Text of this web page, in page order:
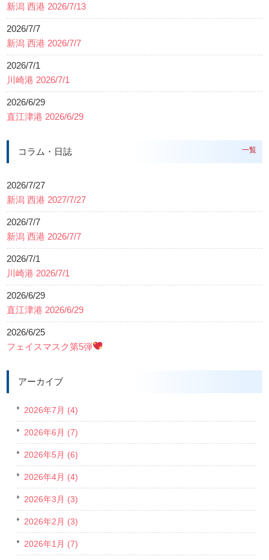
新潟 西港 2026/7/13
2026/7/7
新潟 西港 2026/7/7
2026/7/1
川崎港 2026/7/1
2026/6/29
直江津港 2026/6/29
コラム・日誌 一覧
2026/7/27
新潟 西港 2027/7/27
2026/7/7
新潟 西港 2026/7/7
2026/7/1
川崎港 2026/7/1
2026/6/29
直江津港 2026/6/29
2026/6/25
フェイスマスク第5弾
アーカイブ
2026年7月 (4)
2026年6月 (7)
2026年5月 (6)
2026年4月 (4)
2026年3月 (3)
2026年2月 (3)
2026年1月 (7)